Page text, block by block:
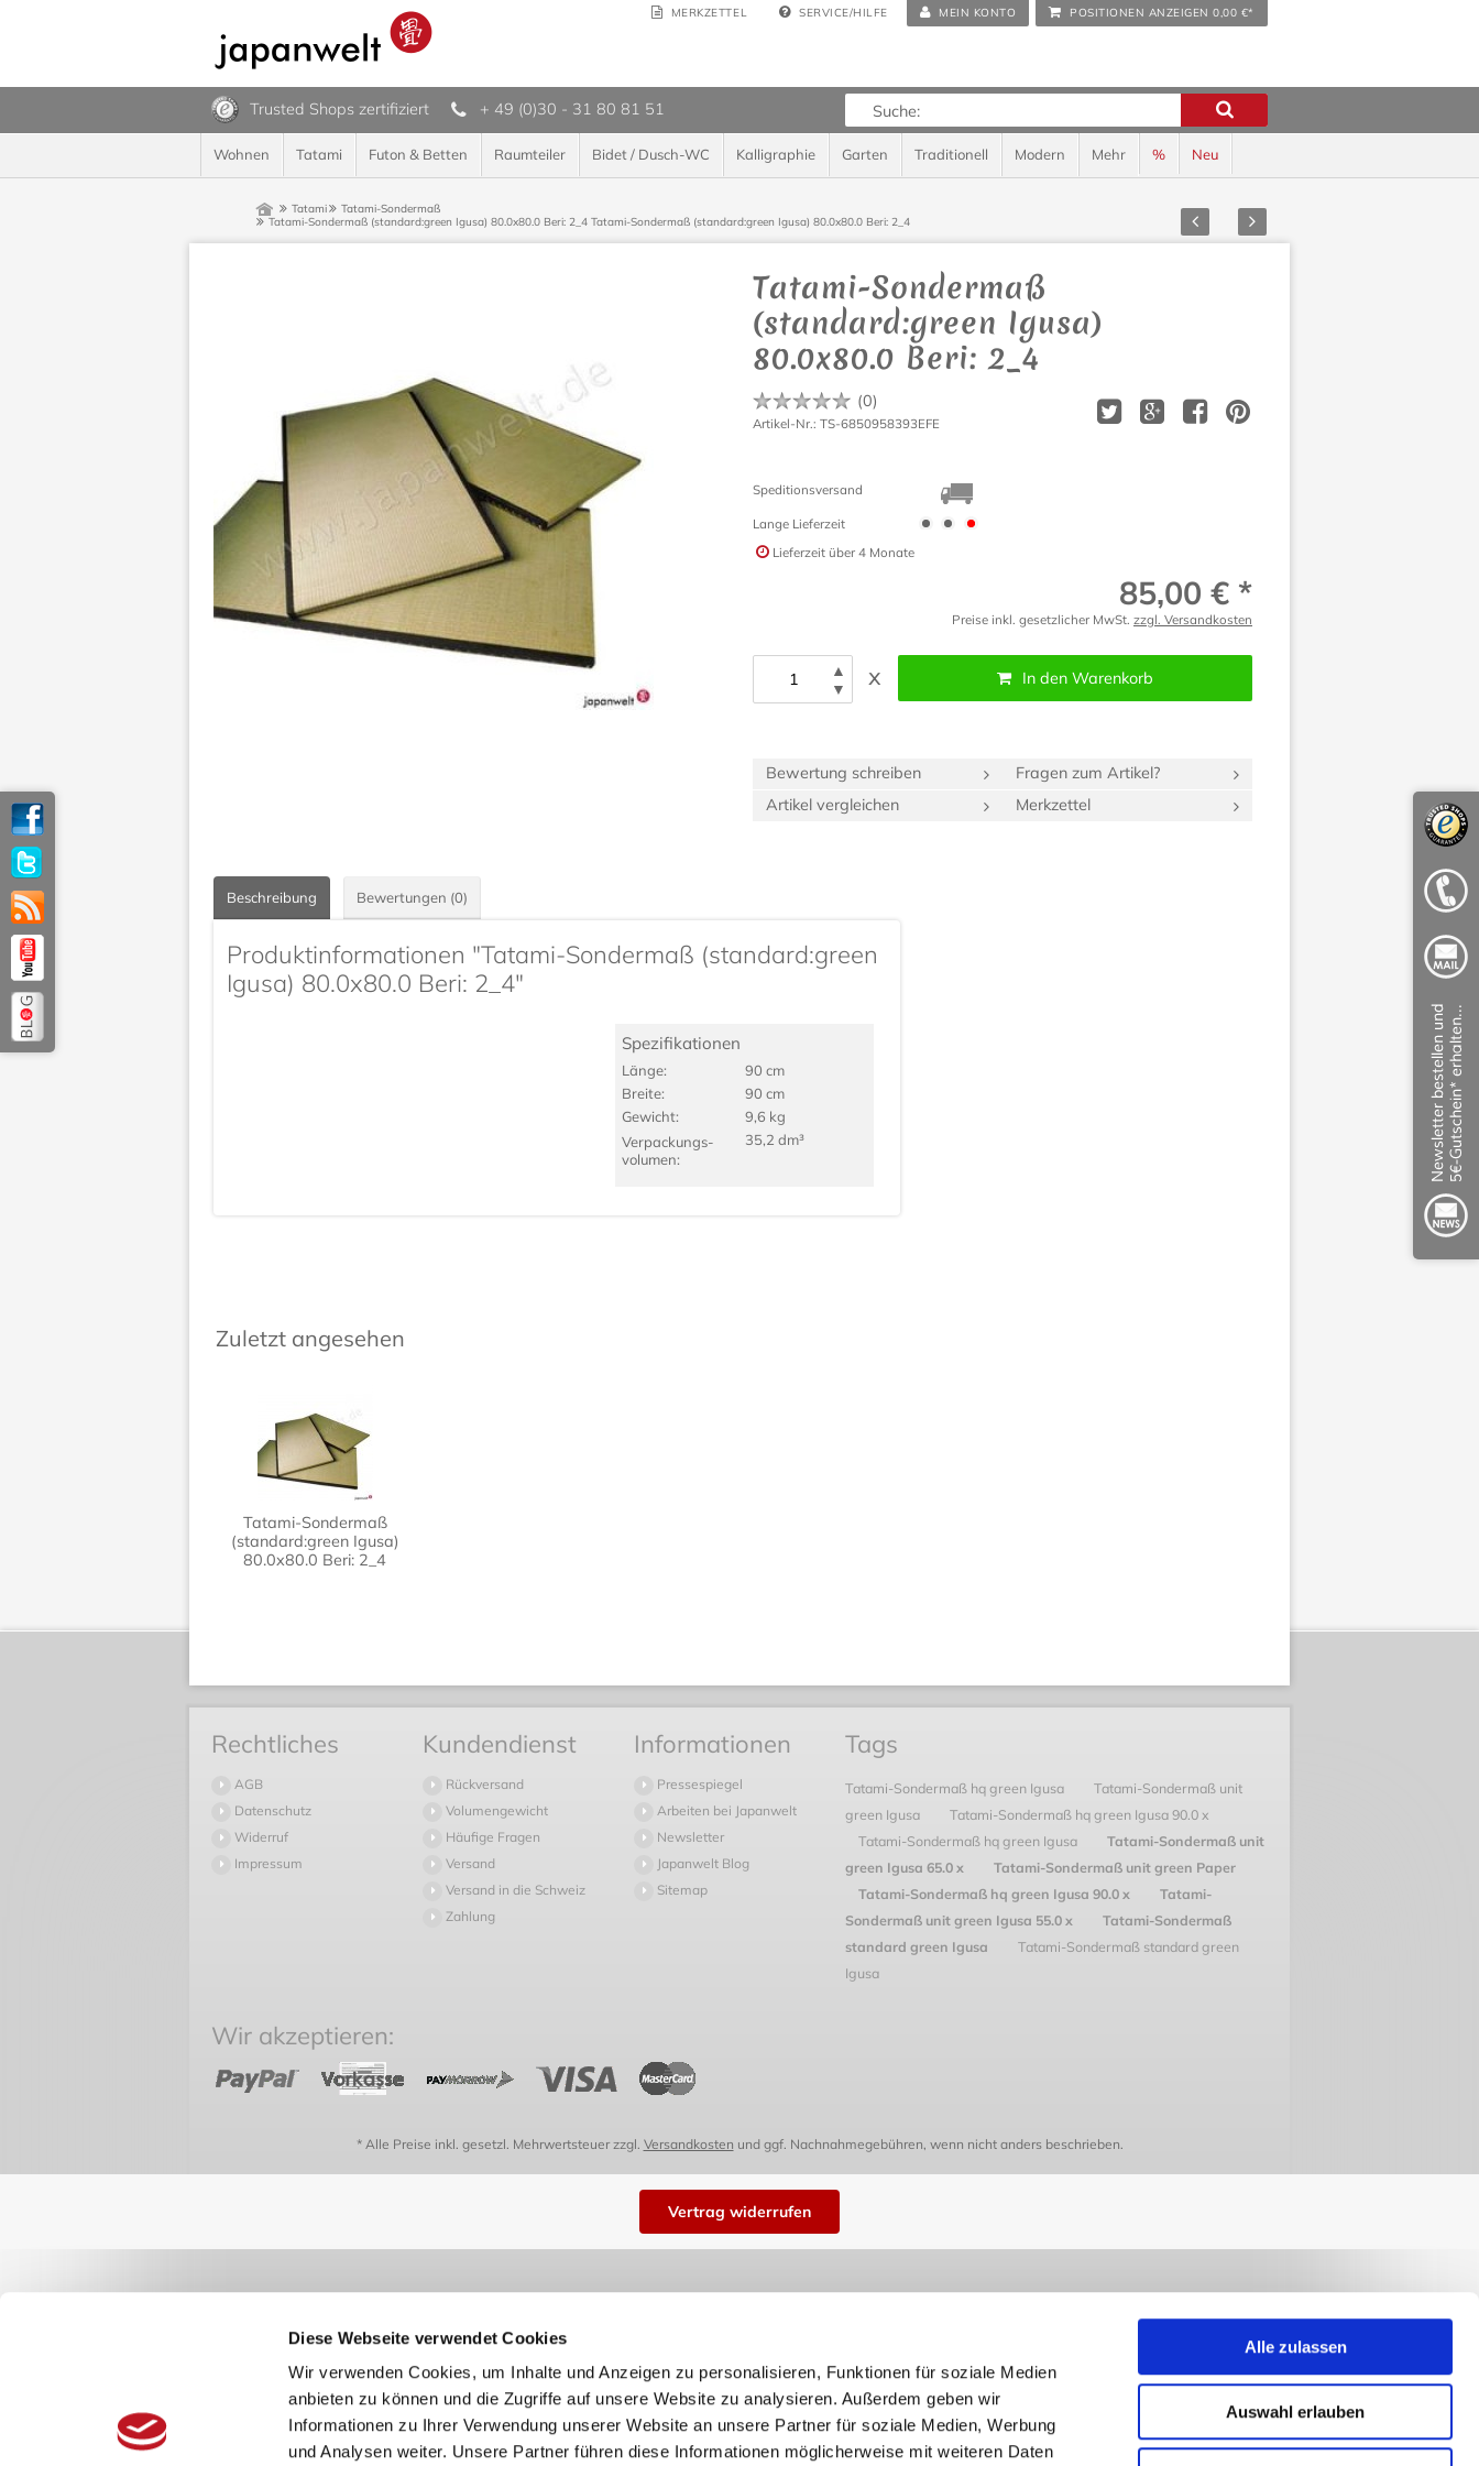
Diese Webseite verwendet Cookies
Wir verwenden Cookies, um Inhalte und Anzeigen zu personalisieren, Funktionen für soziale Medien
anbieten zu können und die Zugriffe auf unsere Website zu analysieren. Außerdem geben wir
Informationen zu Ihrer Verwendung unserer Website an unsere Partner für soziale Medien, Werbung
und Analysen weiter. Unsere Partner führen diese Informationen möglicherweise mit weiteren Daten
Alle zulassen
Auswahl erlauben
MERKZETTEL SERVICE/HILFE MEIN KONTO POSITIONEN ANZEIGEN 0,00 €*
Trusted Shops zertifiziert + 49 (0)30 - 31 80 81 51
Wohnen Tatami Futon & Betten Raumteiler Bidet / Dusch-WC Kalligraphie Garten Traditionell Modern Mehr % Neu
Tatami
Tatami-Sondermaß
Tatami-Sondermaß (standard:green Igusa) 80.0x80.0 Beri: 2_4Tatami-Sondermaß (standard:green Igusa) 80.0x80.0 Beri: 2_4 Zurück Vor
Tatami-Sondermaß
(standard:green Igusa)
80.0x80.0 Beri: 2_4
(0)
Artikel-Nr.: TS-6850958393EFE
Speditionsversand
Lange Lieferzeit
Lieferzeit über 4 Monate
85,00 € *
Preise inkl. gesetzlicher MwSt. zzgl. Versandkosten
▲
▼
x In den Warenkorb
Bewertung schreiben
Fragen zum Artikel?
Artikel vergleichen
Merkzettel
Beschreibung Bewertungen (0)
Produktinformationen "Tatami-Sondermaß (standard:green
Igusa) 80.0x80.0 Beri: 2_4"
Spezifikationen
Länge:
90 cm
Breite:
90 cm
Gewicht:
9,6 kg
Verpackungs­
volumen:
35,2 dm³
Zuletzt angesehen
Tatami-Sondermaß
(standard:green Igusa)
80.0x80.0 Beri: 2_4
Rechtliches
AGB
Datenschutz
Widerruf
Impressum
Kundendienst
Rückversand
Volumengewicht
Häufige Fragen
Versand
Versand in die Schweiz
Zahlung
Informationen
Pressespiegel
Arbeiten bei Japanwelt
Newsletter
Japanwelt Blog
Sitemap
Tags
Tatami-Sondermaß hq green Igusa
Tatami-Sondermaß unit
green Igusa
Tatami-Sondermaß hq green Igusa 90.0 x
Tatami-Sondermaß hq green Igusa
Tatami-Sondermaß unit
green Igusa 65.0 x
Tatami-Sondermaß unit green Paper
Tatami-Sondermaß hq green Igusa 90.0 x
Tatami-
Sondermaß unit green Igusa 55.0 x
Tatami-Sondermaß
standard green Igusa
Tatami-Sondermaß standard green
Igusa
Wir akzeptieren:
* Alle Preise inkl. gesetzl. Mehrwertsteuer zzgl. Versandkosten und ggf. Nachnahmegebühren, wenn nicht anders beschrieben.
Vertrag widerrufen